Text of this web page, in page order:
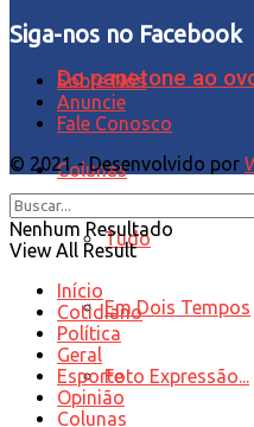
Do panetone ao
Colunas
Tudo
Em Dois Tempos
Foto Expressão...
Siga-nos no Facebook
Sobre Nós
Anuncie
Fale Conosco
© 2021 - Desenvolvido por
Nenhum Resultado
View All Result
Início
Cotidiano
Política
Geral
Esporte
Opinião
Colunas